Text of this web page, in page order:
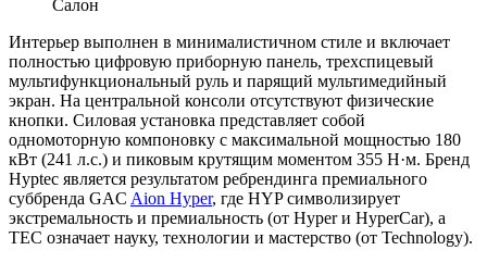
Салон
Интерьер выполнен в минималистичном стиле и включает
полностью цифровую приборную панель, трехспицевый
мультифункциональный руль и парящий мультимедийный
экран. На центральной консоли отсутствуют физические
кнопки. Силовая установка представляет собой
одномоторную компоновку с максимальной мощностью 180
кВт (241 л.с.) и пиковым крутящим моментом 355 Н·м. Бренд
Hyptec является результатом ребрендинга премиального
суббренда GAC Aion Hyper, где HYP символизирует
экстремальность и премиальность (от Hyper и HyperCar), а
TEC означает науку, технологии и мастерство (от Technology).